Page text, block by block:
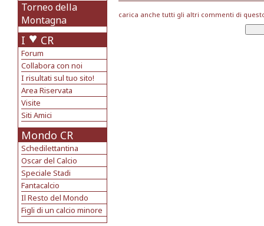
Torneo della
Montagna
I CR
Forum
Collabora con noi
I risultati sul tuo sito!
Area Riservata
Visite
Siti Amici
Mondo CR
Schedilettantina
Oscar del Calcio
Speciale Stadi
Fantacalcio
Il Resto del Mondo
Figli di un calcio minore
carica anche tutti gli altri commenti di